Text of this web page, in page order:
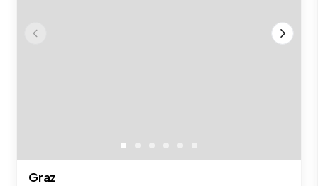
Graz